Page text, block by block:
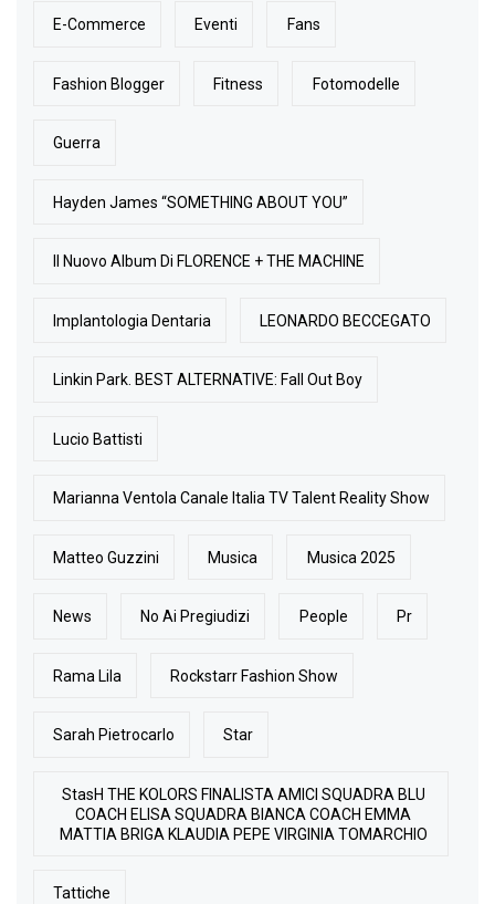
E-Commerce Eventi Fans
Fashion Blogger Fitness Fotomodelle
Guerra
Hayden James “SOMETHING ABOUT YOU”
Il Nuovo Album Di FLORENCE + THE MACHINE
Implantologia Dentaria LEONARDO BECCEGATO
Linkin Park. BEST ALTERNATIVE: Fall Out Boy
Lucio Battisti
Marianna Ventola Canale Italia TV Talent Reality Show
Matteo Guzzini Musica Musica 2025
News No Ai Pregiudizi People Pr
Rama Lila Rockstarr Fashion Show
Sarah Pietrocarlo Star
StasH THE KOLORS FINALISTA AMICI SQUADRA BLU
COACH ELISA SQUADRA BIANCA COACH EMMA
MATTIA BRIGA KLAUDIA PEPE VIRGINIA TOMARCHIO
Tattiche